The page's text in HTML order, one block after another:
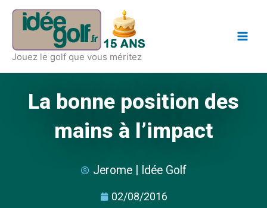
Aller
contenu
Jouez le golf que vous méritez
La bonne position des
mains à l’impact
Jerome | Idée Golf
02/08/2016